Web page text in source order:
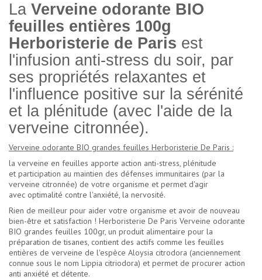
La Verveine odorante BIO
feuilles entières 100g
Herboristerie de Paris est
l'infusion anti-stress du soir, par
ses propriétés relaxantes et
l'influence positive sur la sérénité
et la plénitude (avec l'aide de la
verveine citronnée).
Verveine odorante BIO grandes feuilles Herboristerie De Paris :
la verveine en feuilles apporte action anti-stress, plénitude
et participation au maintien des défenses immunitaires (par la
verveine citronnée) de votre organisme et permet d'agir
avec optimalité contre l'anxiété, la nervosité.
Rien de meilleur pour aider votre organisme et avoir de nouveau
bien-être et satisfaction ! Herboristerie De Paris Verveine odorante
BIO grandes feuilles 100gr, un produit alimentaire pour la
préparation de tisanes, contient des actifs comme les feuilles
entières de verveine de l'espèce Aloysia citrodora (anciennement
connue sous le nom Lippia citriodora) et permet de procurer action
anti anxiété et détente.